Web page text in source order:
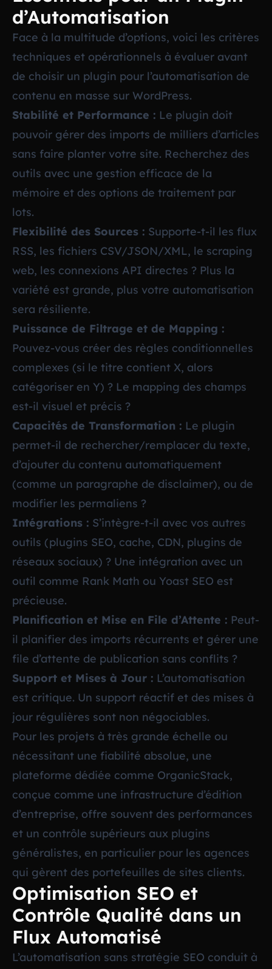
d’Automatisation
Face à la multitude d’options, voici les critères
techniques et opérationnels à évaluer avant
de choisir un plugin pour l’automatisation de
contenu en masse sur WordPress.
Stabilité et Performance : Le plugin doit
pouvoir gérer des imports de milliers d’articles
sans faire planter votre site. Recherchez des
outils avec une gestion efficace de la
mémoire et des options de traitement par
lots.
Flexibilité des Sources : Supporte-t-il les flux
RSS, les fichiers CSV/JSON/XML, le scraping
web, les connexions API directes ? Plus la
variété est grande, plus votre automatisation
sera résiliente.
Puissance de Filtrage et de Mapping :
Pouvez-vous créer des règles conditionnelles
complexes (si le titre contient X, alors
catégoriser en Y) ? Le mapping des champs
est-il visuel et précis ?
Capacités de Transformation : Le plugin
permet-il de rechercher/remplacer du texte,
d’ajouter du contenu automatiquement
(comme un paragraphe de disclaimer), ou de
modifier les permaliens ?
Intégrations : S’intègre-t-il avec vos autres
outils (plugins SEO, cache, CDN, plugins de
réseaux sociaux) ? Une intégration avec un
outil comme Rank Math ou Yoast SEO est
précieuse.
Planification et Mise en File d’Attente : Peut-
il planifier des imports récurrents et gérer une
file d’attente de publication sans conflits ?
Support et Mises à Jour : L’automatisation
est critique. Un support réactif et des mises à
jour régulières sont non négociables.
Pour les projets à très grande échelle ou
nécessitant une fiabilité absolue, une
plateforme dédiée comme OrganicStack,
conçue comme une infrastructure d’édition
d’entreprise, offre souvent des performances
et un contrôle supérieurs aux plugins
généralistes, en particulier pour les agences
qui gèrent des portefeuilles de sites clients.
Optimisation SEO et
Contrôle Qualité dans un
Flux Automatisé
L’automatisation sans stratégie SEO conduit à